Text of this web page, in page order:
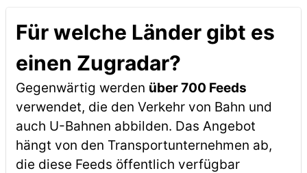
Für welche Länder gibt es
einen Zugradar?
Gegenwärtig werden über 700 Feeds
verwendet, die den Verkehr von Bahn und
auch U-Bahnen abbilden. Das Angebot
hängt von den Transportunternehmen ab,
die diese Feeds öffentlich verfügbar